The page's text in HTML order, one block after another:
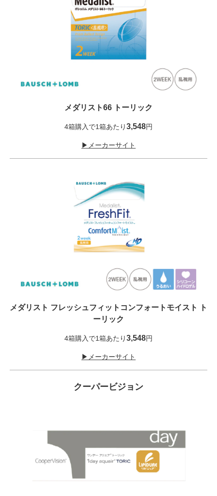
メダリスト66 トーリック
4箱購入で1箱あたり3,548円
▶メーカーサイト
メダリスト フレッシュフィットコンフォートモイスト ト
ーリック
4箱購入で1箱あたり3,548円
▶メーカーサイト
クーパービジョン